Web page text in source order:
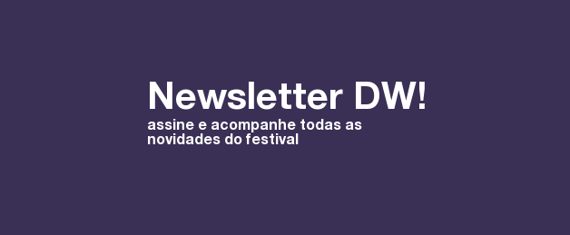
Newsletter DW!
assine e acompanhe todas as
novidades do festival